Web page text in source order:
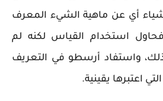
أي عن ماهية الشيء المعرف
استخدام القياس لكنه لم
واستفاد أرسطو في التعريف
اعتبرها يقينية.